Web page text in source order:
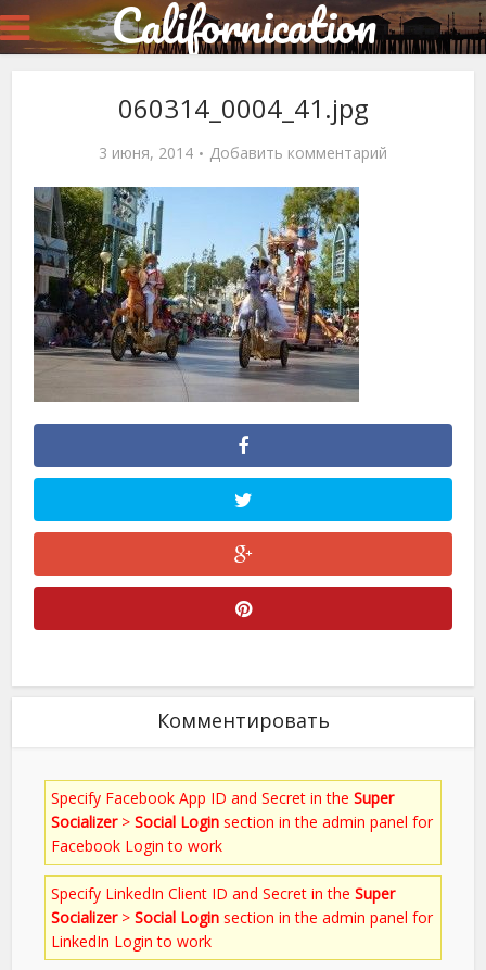
Californication
060314_0004_41.jpg
3 июня, 2014 Добавить комментарий
Комментировать
Specify Facebook App ID and Secret in theSuper
Socializer>Social Login section in the admin panel for
Facebook Login to work
Specify LinkedIn Client ID and Secret in theSuper
Socializer>Social Login section in the admin panel for
LinkedIn Login to work